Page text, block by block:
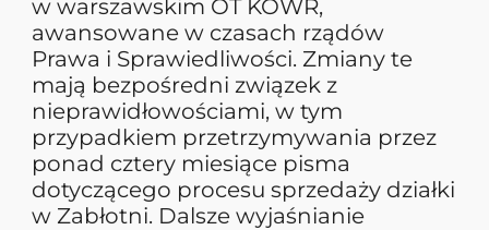
w warszawskim OT KOWR,
awansowane w czasach rządów
Prawa i Sprawiedliwości. Zmiany te
mają bezpośredni związek z
nieprawidłowościami, w tym
przypadkiem przetrzymywania przez
ponad cztery miesiące pisma
dotyczącego procesu sprzedaży działki
w Zabłotni. Dalsze wyjaśnianie